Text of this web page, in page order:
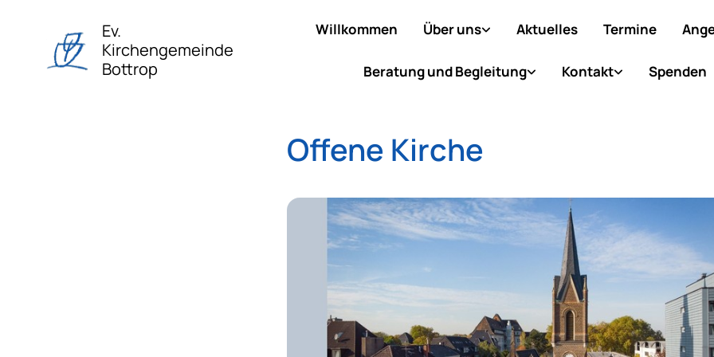
Ev.
Kirchengemeinde
Bottrop
Willkommen Über uns Aktuelles Termine
Beratung und Begleitung Kontakt Spenden
Offene Kirche